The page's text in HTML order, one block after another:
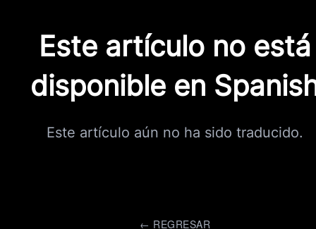
Este artículo no está
disponible en
Este artículo aún no ha sido traducido.
← REGRESAR